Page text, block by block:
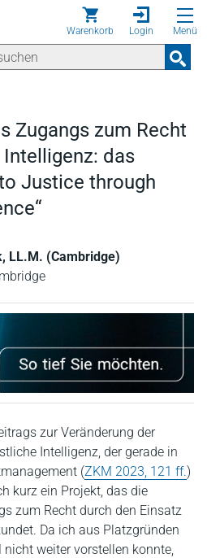
Warenkorb Login Menü
Zugangs zum Recht
das
Justice through
LL.M. (Cambridge)
zur Veränderung der
Intelligenz, der gerade in
(ZKM 2023, 121 ff.)
kurz ein Projekt, das die
zum Recht durch den Einsatz
Da ich aus Platzgründen
weiter vorstellen konnte,